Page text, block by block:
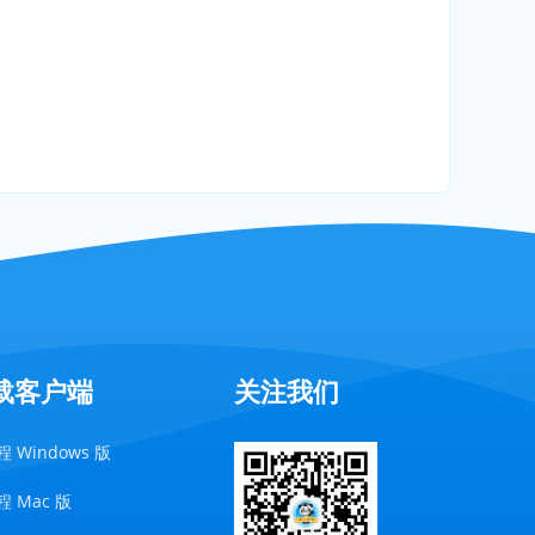
客户端
Windows 版
Mac 版
关注我们